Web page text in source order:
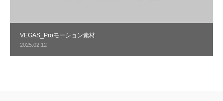
VEGAS_Proモーション素材
2025.02.12